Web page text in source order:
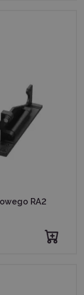
RA2